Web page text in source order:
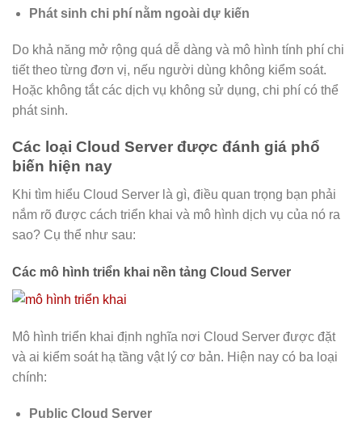
Phát sinh chi phí nằm ngoài dự kiến
Do khả năng mở rộng quá dễ dàng và mô hình tính phí chi
tiết theo từng đơn vị, nếu người dùng không kiểm soát.
Hoặc không tắt các dịch vụ không sử dụng, chi phí có thể
phát sinh.
Các loại Cloud Server được đánh giá phổ
biến hiện nay
Khi tìm hiểu Cloud Server là gì, điều quan trọng bạn phải
nắm rõ được cách triển khai và mô hình dịch vụ của nó ra
sao? Cụ thể như sau:
Các mô hình triển khai nền tảng Cloud Server
Mô hình triển khai định nghĩa nơi Cloud Server được đặt
và ai kiểm soát hạ tầng vật lý cơ bản. Hiện nay có ba loại
chính:
Public Cloud Server